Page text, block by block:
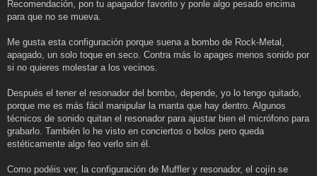
Recomendación, pon tu apagador favorito y ponle algo pesado encima
para que no se mueva.
Me gusta esta configuración porque suena a bombo de Rock-Metal,
apagado, un solo toque en seco. Contra más lo apages menos sonido por
si no quieres molestar a los vecinos.
Después el tener el resonador del bombo, depende, yo lo tengo quitado,
porque me es más fácil manipular la manta que hay dentro. Algunos
técnicos de sonido quitan el resonador para ajustar bien el micrófono para
grabarlo. También lo he visto en conciertos o bolos pero queda
estéticamente algo feo verlo sin él.
Como podéis ver, la configuración de Muffler y resonador, el cojín se